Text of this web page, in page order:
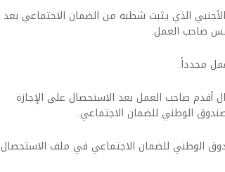
الذي يثبت شطبه من الضمان الاجتماعي بعد
صاحب العمل.
مجدداً.
أقدم صاحب العمل بعد الاستحصال على الإجازة
الوطني للضمان الاجتماعي.
الوطني للضمان الاجتماعي في ملف الاستحصال